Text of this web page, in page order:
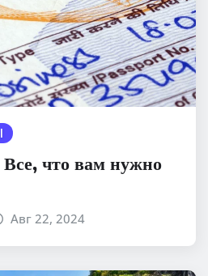
что вам нужно
Авг 22, 2024